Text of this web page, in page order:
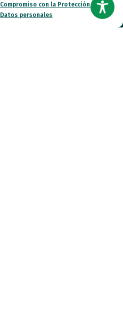
Compromiso con la Protección de
Datos personales